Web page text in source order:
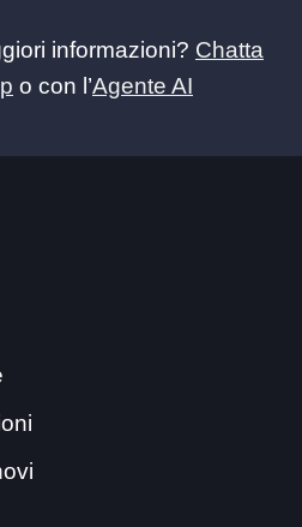
informazioni? Chatta
o con l’Agente AI